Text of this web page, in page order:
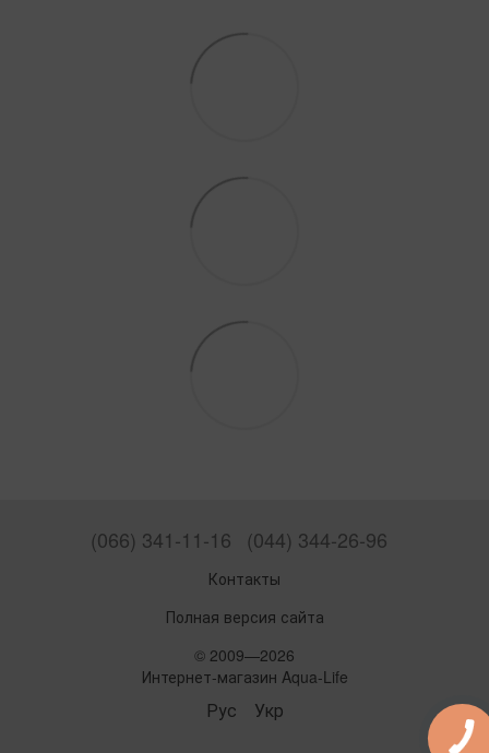
(066) 341-11-16 (044) 344-26-96
Контакты
Полная версия сайта
© 2009—2026
Интернет-магазин Aqua-Life
Рус Укр